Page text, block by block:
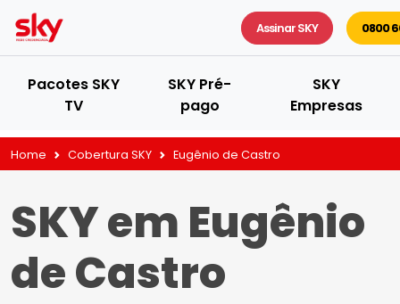
Assinar SKY 0800
Pacotes SKY
TV
SKY Pré-
pago
SKY
Empresas
Home Cobertura SKY Eugênio de Castro
SKY em Eugênio
de Castro